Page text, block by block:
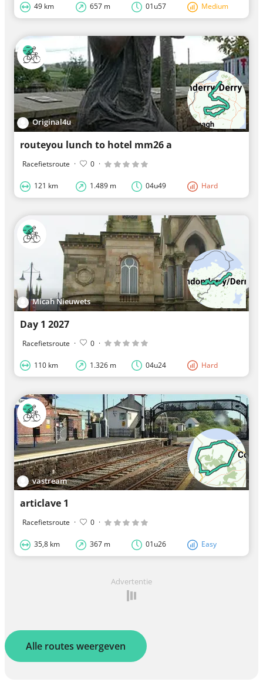
49 km 657 m 01u57 Medium
Original4u
routeyou lunch to hotel mm26 a
Racefietsroute · 0 ·
121 km 1.489 m 04u49 Hard
Micah Nieuwets
Day 1 2027
Racefietsroute · 0 ·
110 km 1.326 m 04u24 Hard
vastream
articlave 1
Racefietsroute · 0 ·
35,8 km 367 m 01u26 Easy
Advertentie
Alle routes weergeven